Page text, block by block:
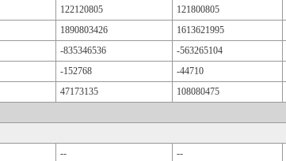
122120805 121800805
1890803426 1613621995
-835346536 -563265104
-152768 -44710
47173135 108080475
-- --